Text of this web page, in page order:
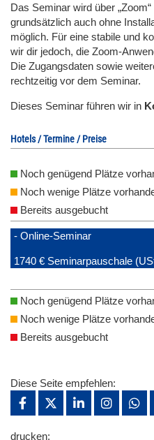
Das Seminar wird über
grundsätzlich auch ohne
möglich. Für eine stabile und
wir dir jedoch, die Zoom-
Die Zugangsdaten sowie
rechtzeitig vor dem Seminar.
Dieses Seminar führen wir in
Hotels / Termine / Preise
Noch genügend Plätze
Noch wenige Plätze
Bereits ausgebucht
- Online-Seminar
1740 € Seminarpauschale
Noch genügend Plätze
Noch wenige Plätze
Bereits ausgebucht
Diese Seite empfehlen:
drucken: